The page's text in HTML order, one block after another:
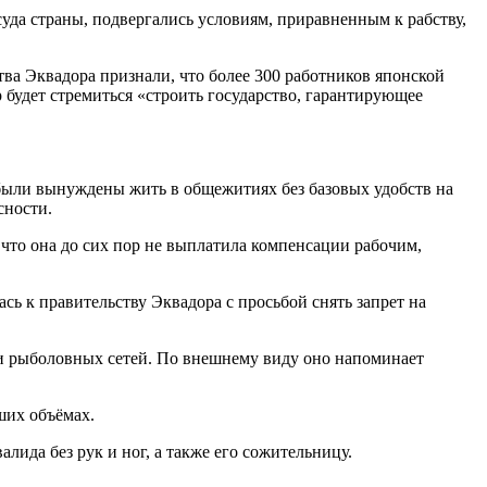
страны, подвергались условиям, приравненным к рабству,
Эквадора признали, что более 300 работников японской
стремиться «строить государство, гарантирующее
вынуждены жить в общежитиях без базовых удобств на
она до сих пор не выплатила компенсации рабочим,
к правительству Эквадора с просьбой снять запрет на
и рыболовных сетей. По внешнему виду оно напоминает
объёмах.
без рук и ног, а также его сожительницу.